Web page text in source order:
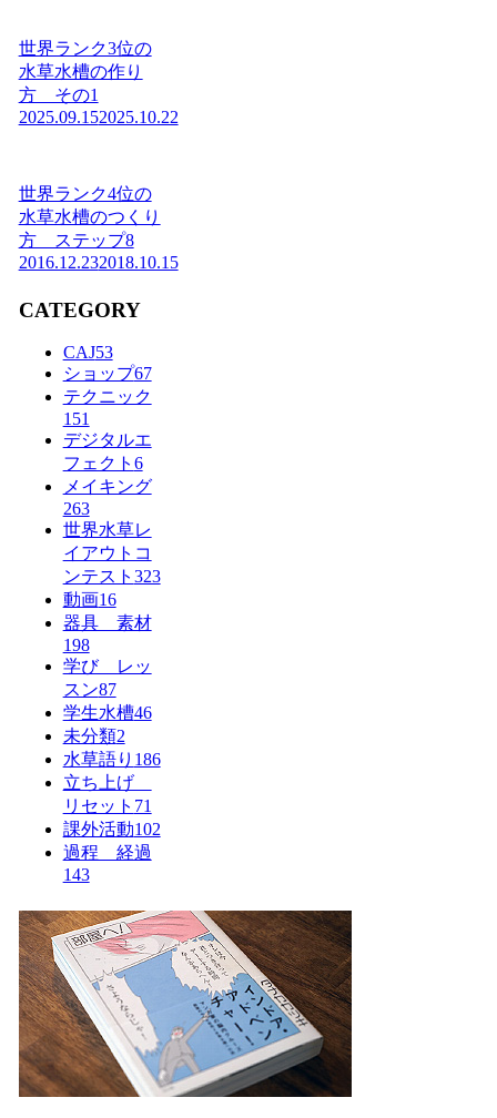
世界ランク3位の
水草水槽の作り
方 その1
2025.09.152025.10.22
世界ランク4位の
水草水槽のつくり
方 ステップ8
2016.12.232018.10.15
CATEGORY
CAJ53
ショップ67
テクニック
151
デジタルエ
フェクト 6
メイキング
263
世界水草レ
イアウトコ
ンテスト 323
動画16
器具 素材
198
学び レッ
スン87
学生水槽46
未分類2
水草語り 186
立ち上げ
リセット 71
課外活動102
過程 経過
143